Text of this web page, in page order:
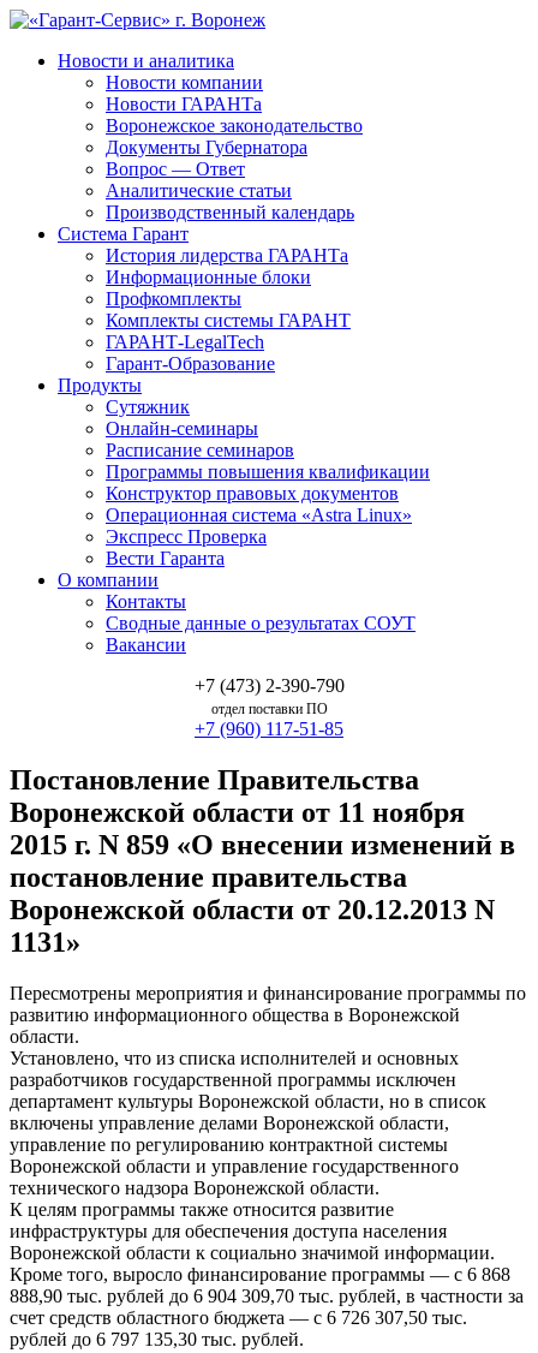
Новости и аналитика
Новости компании
Новости ГАРАНТа
Воронежское законодательство
Документы Губернатора
Вопрос — Ответ
Аналитические статьи
Производственный календарь
Система Гарант
История лидерства ГАРАНТа
Информационные блоки
Профкомплекты
Комплекты системы ГАРАНТ
ГАРАНТ-LegalTech
Гарант-Образование
Продукты
Сутяжник
Онлайн-семинары
Расписание семинаров
Программы повышения квалификации
Конструктор правовых документов
Операционная система «Astra Linux»
Экспресс Проверка
Вести Гаранта
О компании
Контакты
Сводные данные о результатах СОУТ
Вакансии
+7 (473) 2-390-790
отдел поставки ПО
+7 (960) 117-51-85
Постановление Правительства
Воронежской области от 11 ноября
2015 г. N 859 «О внесении изменений в
постановление правительства
Воронежской области от 20.12.2013 N
1131»
Пересмотрены мероприятия и финансирование программы по
развитию информационного общества в Воронежской
области.
Установлено, что из списка исполнителей и основных
разработчиков государственной программы исключен
департамент культуры Воронежской области, но в список
включены управление делами Воронежской области,
управление по регулированию контрактной системы
Воронежской области и управление государственного
технического надзора Воронежской области.
К целям программы также относится развитие
инфраструктуры для обеспечения доступа населения
Воронежской области к социально значимой информации.
Кроме того, выросло финансирование программы — с 6 868
888,90 тыс. рублей до 6 904 309,70 тыс. рублей, в частности за
счет средств областного бюджета — с 6 726 307,50 тыс.
рублей до 6 797 135,30 тыс. рублей.